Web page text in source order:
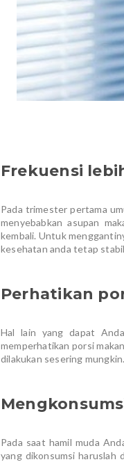
Frekuensi
Pada trimester pertama
menyebabkan asupan
kembali. Untuk
kesehatan anda tetap stabil
Perhatikan
Hal lain yang dapat
memperhatikan porsi
dilakukan sesering mungkin.
Pada saat hamil muda
yang dikonsumsi haruslah